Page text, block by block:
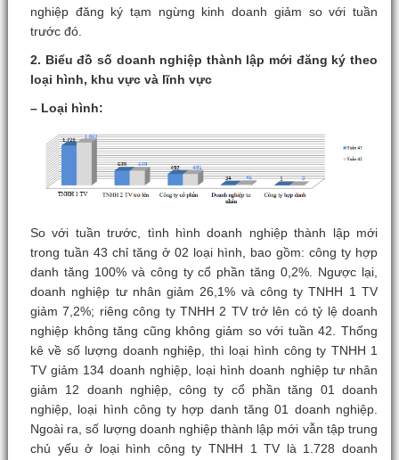
nghiệp đăng ký tạm ngừng kinh doanh giảm so với tuần
trước đó.
2. Biểu đồ số doanh nghiệp thành lập mới đăng ký theo
loại hình, khu vực và lĩnh vực
– Loại hình:
So với tuần trước, tình hình doanh nghiệp thành lập mới
trong tuần 43 chỉ tăng ở 02 loại hình, bao gồm: công ty hợp
danh tăng 100% và công ty cổ phần tăng 0,2%. Ngược lại,
doanh nghiệp tư nhân giảm 26,1% và công ty TNHH 1 TV
giảm 7,2%; riêng công ty TNHH 2 TV trở lên có tỷ lệ doanh
nghiệp không tăng cũng không giảm so với tuần 42. Thống
kê về số lượng doanh nghiệp, thì loại hình công ty TNHH 1
TV giảm 134 doanh nghiệp, loại hình doanh nghiệp tư nhân
giảm 12 doanh nghiệp, công ty cổ phần tăng 01 doanh
nghiệp, loại hình công ty hợp danh tăng 01 doanh nghiệp.
Ngoài ra, số lượng doanh nghiệp thành lập mới vẫn tập trung
chủ yếu ở loại hình công ty TNHH 1 TV là 1.728 doanh